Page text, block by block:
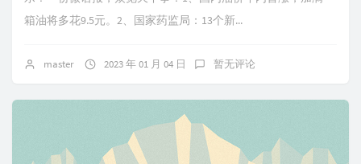
箱油将多花9.5元。2、国家药监局：13个新...
master 2023 年 01 月 04 日 暂无评论